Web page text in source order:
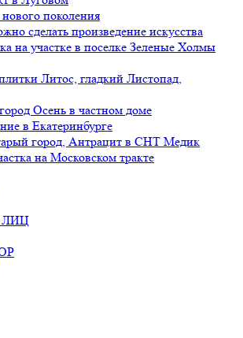
поколения
сделать произведение искусства
на участке в поселке Зеленые Холмы
Литос, гладкий Листопад,
Осень в частном доме
в Екатеринбурге
город, Антрацит в СНТ Медик
на Московском тракте
ЛИЦ